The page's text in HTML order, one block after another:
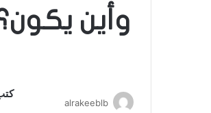
وأين
alrakeeblb